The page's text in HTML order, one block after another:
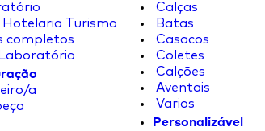
Turismo
completos
a
Calças
Batas
Casacos
Coletes
Calções
Aventais
Varios
Personalizável